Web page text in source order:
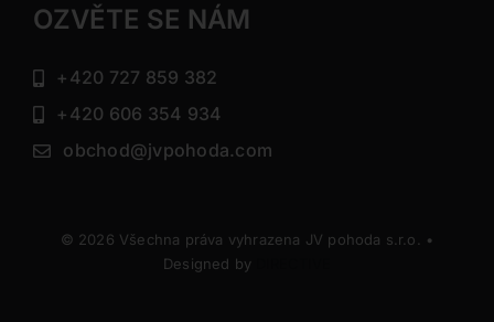
OZVĚTE SE NÁM
+420 727 859 382
+420 606 354 934
obchod@jvpohoda.com
© 2026 Všechna práva vyhrazena JV pohoda s.r.o. •
Designed by